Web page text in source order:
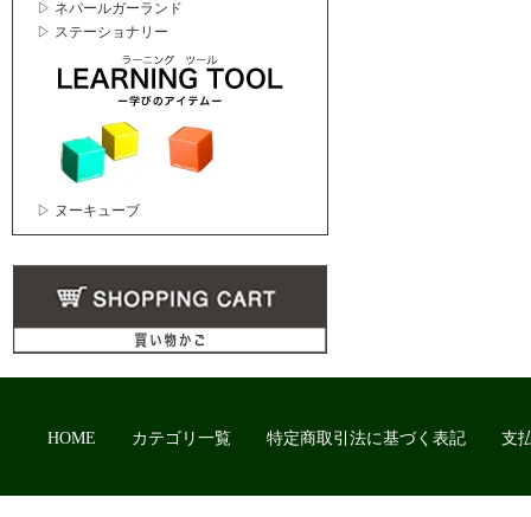
▷ ネパールガーランド
▷ ステーショナリー
▷ ヌーキューブ
HOME カテゴリ一覧 特定商取引法に基づく表記 支